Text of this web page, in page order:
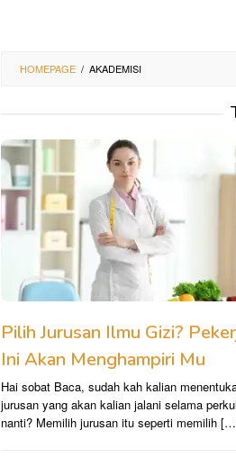
HOMEPAGE / AKADEMISI
Pilih Jurusan Ilmu Gizi?
Ini Akan Menghampiri Mu
Hai sobat Baca, sudah kah kalian
jurusan yang akan kalian jalani selama
nanti? Memilih jurusan itu seperti memilih